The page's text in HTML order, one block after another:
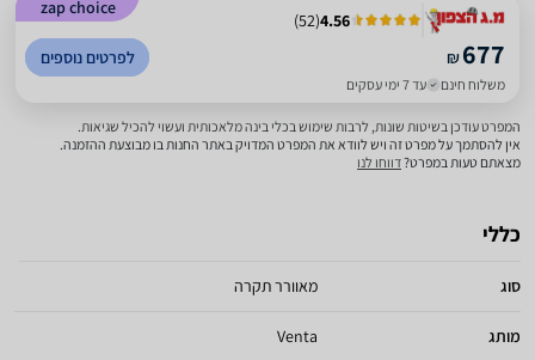
zap choice
4.56
(
52
)
₪677
משלוח חינם עד 7 ימי עסקים
לפרטים נוספים
המפרט עודכן בשיטות שונות, לרבות שימוש בכלי בינה מלאכותית ועשוי להכיל שגיאות.
אין להסתמך על מפרט זה ויש לוודא את המפרט המדויק באתר החנות בו מבוצעת ההזמנה.
מצאתם טעות במפרט?דווחו לנו
כללי
סוג מאוורר תקרה
מותג Venta